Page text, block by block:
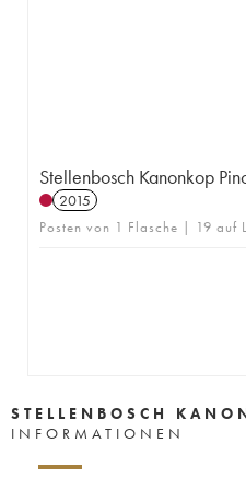
Stellenbosch Kanonkop
2015
Posten von 1 Flasche | 19 auf
STELLENBOSCH
INFORMATIONEN